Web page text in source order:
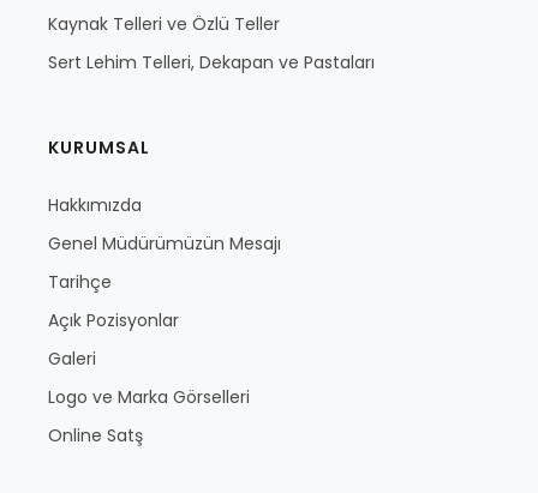
Kaynak Telleri ve Özlü Teller
Sert Lehim Telleri, Dekapan ve Pastaları
KURUMSAL
Hakkımızda
Genel Müdürümüzün Mesajı
Tarihçe
Açık Pozisyonlar
Galeri
Logo ve Marka Görselleri
Online Satş